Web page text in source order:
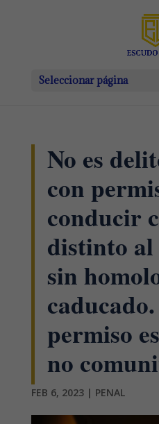
Seleccionar página
No es
con
conducir
distinto al
sin
permiso
no
FEB 6, 2023| PENAL